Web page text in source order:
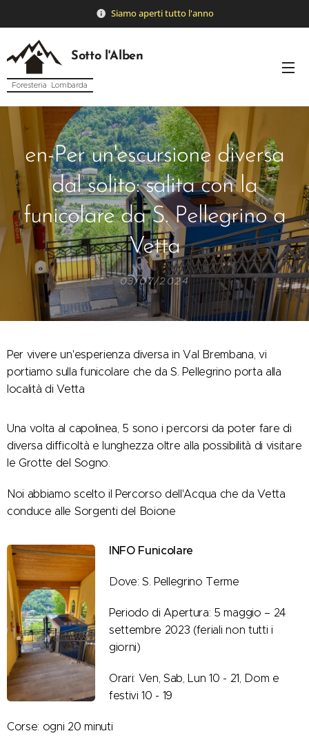
Siamoaperti tutto l'anno
Sotto l'Alben
Foresteria Lombarda
en-Per un'escursione diversa
dal solito: salita con la
funicolare da S. Pellegrino a
Vetta
03/07/2024
Per vivere un'esperienza diversa in Val Brembana, vi
portiamo sulla funicolare che da S. Pellegrino porta alla
località di Vetta
Una volta al capolinea, 5 sono i percorsi da poter fare di
diversa difficoltà e lunghezza oltre alla possibilità di visitare
le Grotte del Sogno.
Noi abbiamo scelto il Percorso dell'Acqua che da Vetta
conduce alle Sorgenti del Boione
INFO Funicolare
Dove: S. Pellegrino Terme
Periodo di Apertura: 5 maggio – 24
settembre 2023 (feriali non tutti i
giorni)
Orari: Ven, Sab, Lun 10 - 21, Dom e
festivi 10 - 19
Corse: ogni 20 minuti